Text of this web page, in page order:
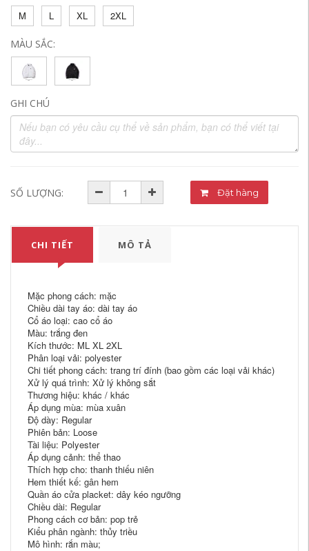
M
L XL 2XL
MÀU SẮC:
GHI CHÚ
SỐ LƯỢNG: Đặt hàng
CHI TIẾT MÔ TẢ
Mặc phong cách: mặc
Chiều dài tay áo: dài tay áo
Cổ áo loại: cao cổ áo
Màu: trắng đen
Kích thước: ML XL 2XL
Phân loại vải: polyester
Chi tiết phong cách: trang trí đính (bao gồm các loại vải khác)
Xử lý quá trình: Xử lý không sắt
Thương hiệu: khác / khác
Áp dụng mùa: mùa xuân
Độ dày: Regular
Phiên bản: Loose
Tài liệu: Polyester
Áp dụng cảnh: thể thao
Thích hợp cho: thanh thiếu niên
Hem thiết kế: gân hem
Quần áo cửa placket: dây kéo ngưỡng
Chiều dài: Regular
Phong cách cơ bản: pop trẻ
Kiểu phân ngành: thủy triều
Mô hình: rắn màu;